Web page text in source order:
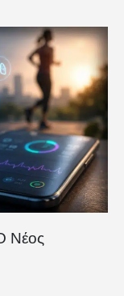
Νέος